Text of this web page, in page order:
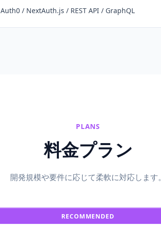
Auth0 / NextAuth.js / REST API / GraphQL
PLANS
料金プラン
開発規模や要件に応じて柔軟に対応します。
RECOMMENDED